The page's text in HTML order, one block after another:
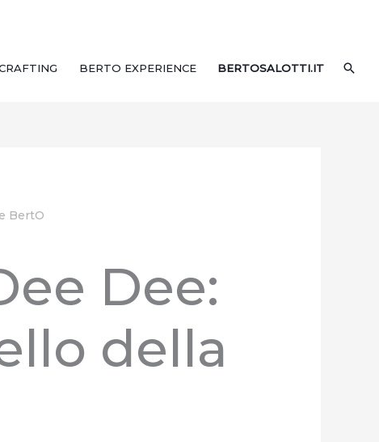
BERTO EXPERIENCE BERTOSALOTTI.IT
BertO
Dee:
della